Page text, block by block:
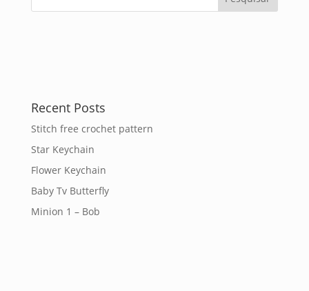
Recent Posts
Stitch free crochet pattern
Star Keychain
Flower Keychain
Baby Tv Butterfly
Minion 1 – Bob